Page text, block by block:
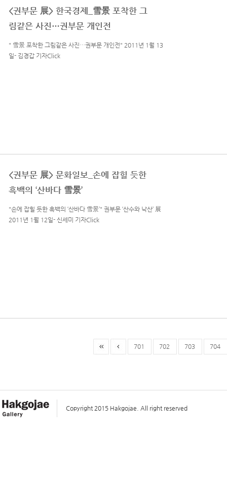
<권부문 展> 한국경제_雪景 포착한 그
림같은 사진…권부문 개인전
" 雪景 포착한 그림같은 사진…권부문 개인전" 2011년 1월 13
일- 김경갑 기자Click
<권부문 展> 문화일보_손에 잡힐 듯한
흑백의 ‘산바다 雪景’
"손에 잡힐 듯한 흑백의 ‘산바다 雪景’" 권부문 ‘산수와 낙산’ 展
2011년 1월 12일- 신세미 기자Click
701 702 703 704
Copyright 2015 Hakgojae. All right reserved